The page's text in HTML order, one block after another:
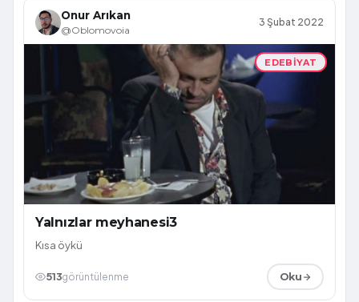
Onur Arıkan
@Oblomovoia
3 Şubat 2022
EDEBIYAT
Yalnızlar meyhanesi3
Kısa öykü
513görüntülenme Oku